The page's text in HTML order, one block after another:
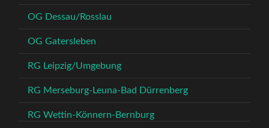
OG Dessau/Rosslau
OG Gatersleben
RG Leipzig/Umgebung
RG Merseburg-Leuna-Bad Dürrenberg
RG Wettin-Könnern-Bernburg